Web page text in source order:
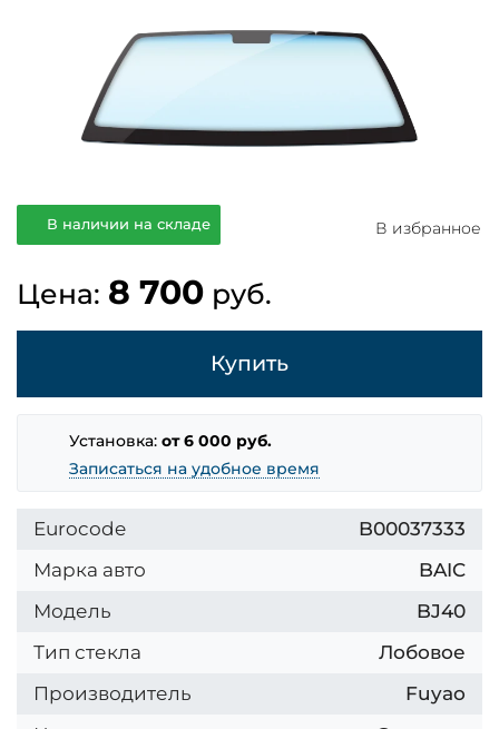
В наличии на складе В избранное
Цена: 8 700 руб.
Купить
Установка:от 6 000 руб.
Записаться на удобное время
Eurocode
B00037333
Марка авто
BAIC
Модель
BJ40
Тип стекла
Лобовое
Производитель
Fuyao